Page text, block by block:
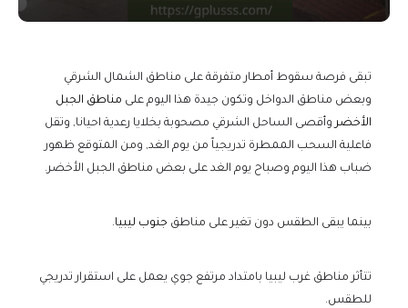
تبقى فرصة سقوط أمطار متفرقة على مناطق الشمال الشرقي
وبعض مناطق الدواخل وتكون جيدة هذا اليوم على مناطق الجبل
الأخضروأقصى الساحل الشرقي مصحوبة بخلايا رعدية احيانا, وتقل
فاعلية السحب الممطرة تدريجياً من يوم الغد, ومن المتوقع ظهور
ضباب هذا اليوم وصباح يوم الغد على بعض مناطق الجبل الأخضر.
بينما يبقى الطقس دون تغير على مناطق جنوب ليبيا.
تتأثر مناطق غرب ليبيا بامتداد مرتفع جوي يعمل على استقرار تدريجي
للطقس.